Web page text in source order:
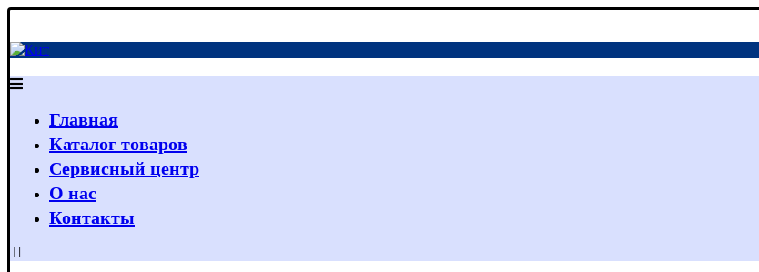
Главная
Каталог товаров
Сервисный центр
О нас
Контакты